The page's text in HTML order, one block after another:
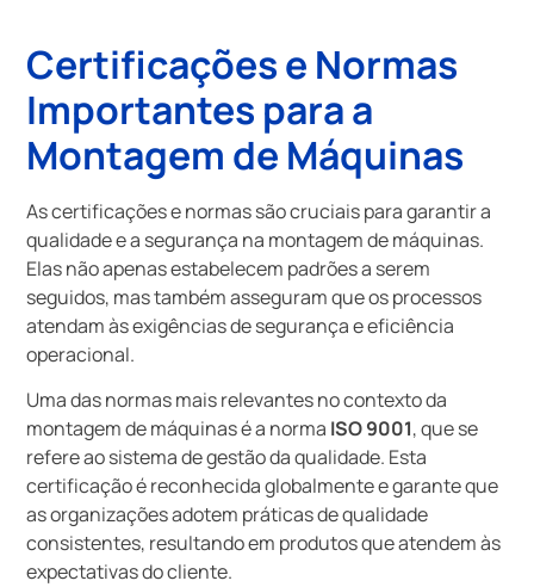
Certificações e Normas
Importantes para a
Montagem de Máquinas
As certificações e normas são cruciais para garantir a
qualidade e a segurança na montagem de máquinas.
Elas não apenas estabelecem padrões a serem
seguidos, mas também asseguram que os processos
atendam às exigências de segurança e eficiência
operacional.
Uma das normas mais relevantes no contexto da
montagem de máquinas é a norma ISO 9001, que se
refere ao sistema de gestão da qualidade. Esta
certificação é reconhecida globalmente e garante que
as organizações adotem práticas de qualidade
consistentes, resultando em produtos que atendem às
expectativas do cliente.